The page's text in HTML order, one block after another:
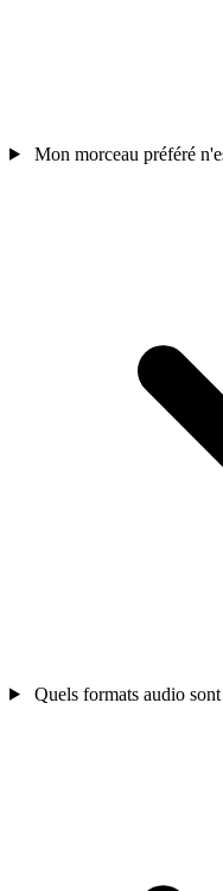
Mon morceau préféré
Quels formats audio